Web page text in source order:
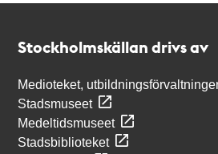
Stockholmskällan drivs av
Medioteket,
Stadsmuseet
Medeltidsmuseet
Stadsbiblioteket